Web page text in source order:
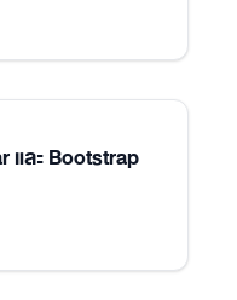
และ Bootstrap